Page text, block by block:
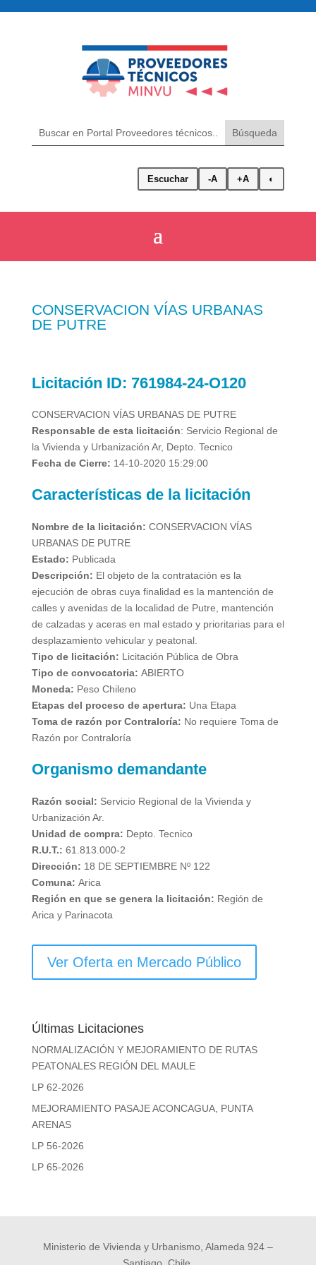
Escuchar -A +A ◐
CONSERVACION VÍAS URBANAS
DE PUTRE
Licitación ID: 761984-24-O120
CONSERVACION VÍAS URBANAS DE PUTRE
Responsable de esta licitación: Servicio Regional de
la Vivienda y Urbanización Ar, Depto. Tecnico
Fecha de Cierre: 14-10-2020 15:29:00
Características de la licitación
Nombre de la licitación: CONSERVACION VÍAS
URBANAS DE PUTRE
Estado: Publicada
Descripción: El objeto de la contratación es la
ejecución de obras cuya finalidad es la mantención de
calles y avenidas de la localidad de Putre, mantención
de calzadas y aceras en mal estado y prioritarias para el
desplazamiento vehicular y peatonal.
Tipo de licitación: Licitación Pública de Obra
Tipo de convocatoria: ABIERTO
Moneda: Peso Chileno
Etapas del proceso de apertura: Una Etapa
Toma de razón por Contraloría: No requiere Toma de
Razón por Contraloría
Organismo demandante
Razón social: Servicio Regional de la Vivienda y
Urbanización Ar.
Unidad de compra: Depto. Tecnico
R.U.T.: 61.813.000-2
Dirección: 18 DE SEPTIEMBRE Nº 122
Comuna: Arica
Región en que se genera la licitación: Región de
Arica y Parinacota
Ver Oferta en Mercado Público
Últimas Licitaciones
NORMALIZACIÓN Y MEJORAMIENTO DE RUTAS
PEATONALES REGIÓN DEL MAULE
LP 62-2026
MEJORAMIENTO PASAJE ACONCAGUA, PUNTA
ARENAS
LP 56-2026
LP 65-2026
Ministerio de Vivienda y Urbanismo, Alameda 924 –
Santiago, Chile.